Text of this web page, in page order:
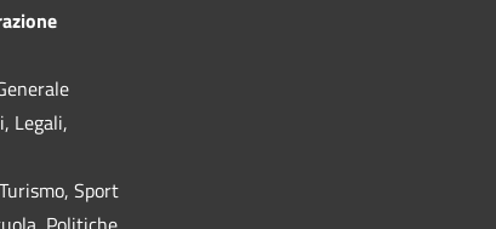
Legali,
Sport